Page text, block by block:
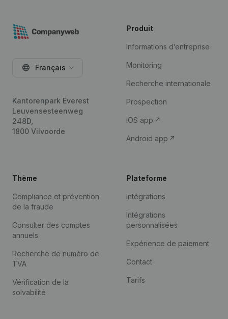
Français
Kantorenpark Everest
Leuvensesteenweg
248D,
1800 Vilvoorde
Produit
Informations d’entreprise
Monitoring
Recherche internationale
Prospection
iOS app
Android app
Thème
Compliance et prévention
de la fraude
Consulter des comptes
annuels
Recherche de numéro de
TVA
Vérification de la
solvabilité
Plateforme
Intégrations
Intégrations
personnalisées
Expérience de paiement
Contact
Tarifs